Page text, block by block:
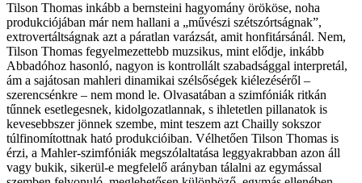
Tilson Thomas inkább a bernsteini hagyomány örököse, noha
produkciójában már nem hallani a „művészi szétszórtságnak”,
extrovertáltságnak azt a páratlan varázsát, amit honfitársánál. Nem,
Tilson Thomas fegyelmezettebb muzsikus, mint elődje, inkább
Abbadóhoz hasonló, nagyon is kontrollált szabadsággal interpretál,
ám a sajátosan mahleri dinamikai szélsőségek kiélezéséről –
szerencsénkre – nem mond le. Olvasatában a szimfóniák ritkán
tűnnek esetlegesnek, kidolgozatlannak, s ihletetlen pillanatok is
kevesebbszer jönnek szembe, mint teszem azt Chailly sokszor
túlfinomítottnak ható produkcióiban. Vélhetően Tilson Thomas is
érzi, a Mahler-szimfóniák megszólaltatása leggyakrabban azon áll
vagy bukik, sikerül-e megfelelő arányban tálalni az egymással